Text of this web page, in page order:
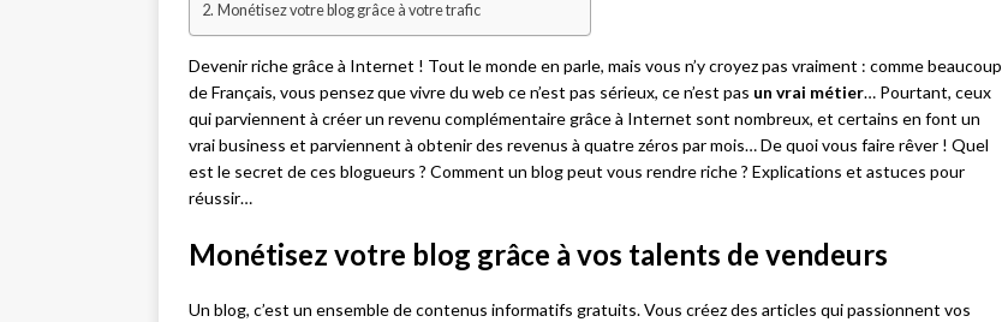
Monétisez votre blog grâce à votre trafic
Devenir riche grâce à Internet ! Tout le monde en parle, mais vous n’y croyez pas vraiment : comme beaucoup
de Français, vous pensez que vivre du web ce n’est pas sérieux, ce n’est pas un vrai métier… Pourtant, ceux
qui parviennent à créer un revenu complémentaire grâce à Internet sont nombreux, et certains en font un
vrai business et parviennent à obtenir des revenus à quatre zéros par mois… De quoi vous faire rêver ! Quel
est le secret de ces blogueurs ? Comment un blog peut vous rendre riche ? Explications et astuces pour
réussir…
Monétisez votre blog grâce à vos talents de vendeurs
Un blog, c’est un ensemble de contenus informatifs gratuits. Vous créez des articles qui passionnent vos